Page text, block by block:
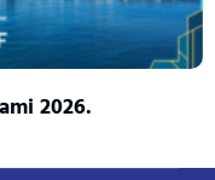
2026.